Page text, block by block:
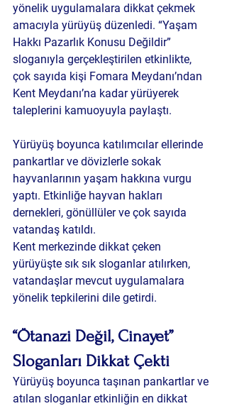
yönelik uygulamalara dikkat çekmek
amacıyla yürüyüş düzenledi. “Yaşam
Hakkı Pazarlık Konusu Değildir”
sloganıyla gerçekleştirilen etkinlikte,
çok sayıda kişi Fomara Meydanı’ndan
Kent Meydanı’na kadar yürüyerek
taleplerini kamuoyuyla paylaştı.
Yürüyüş boyunca katılımcılar ellerinde
pankartlar ve dövizlerle sokak
hayvanlarının yaşam hakkına vurgu
yaptı. Etkinliğe hayvan hakları
dernekleri, gönüllüler ve çok sayıda
vatandaş katıldı.
Kent merkezinde dikkat çeken
yürüyüşte sık sık sloganlar atılırken,
vatandaşlar mevcut uygulamalara
yönelik tepkilerini dile getirdi.
“Ötanazi Değil, Cinayet”
Sloganları Dikkat Çekti
Yürüyüş boyunca taşınan pankartlar ve
atılan sloganlar etkinliğin en dikkat